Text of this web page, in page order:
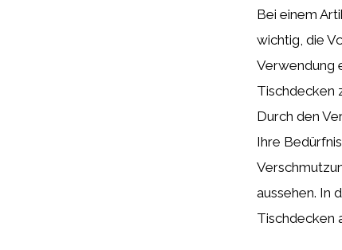
Bei einem
wichtig, die
Verwendung
Tischdecken
Durch den
Ihre
aussehen. In
Tischdecken